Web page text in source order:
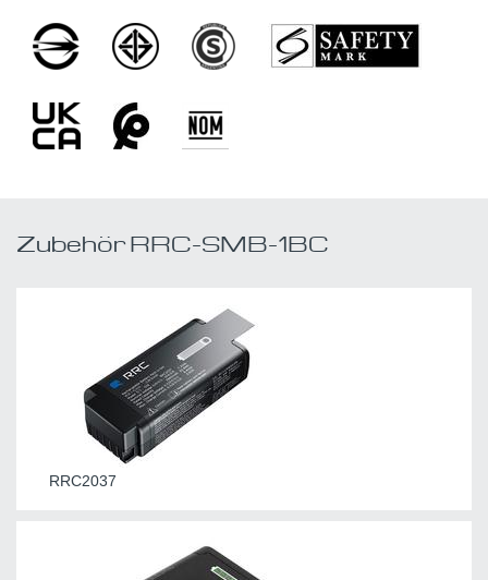
Zubehör RRC-SMB-1BC
RRC2037